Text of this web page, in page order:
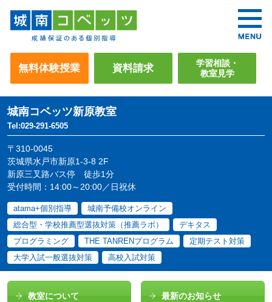
無料体験授業 資料請求
学習相談・
教室見学
城南コベッツ新原教室
Tel:029-291-6505
〒310-0045
茨城県水戸市新原1-3-8 2F
新原三叉路バス停 徒歩1分
受付時間：14:00～20:00／日祝休
atama+個別指導
城南予備校オンライン
総合型・学校推薦型選抜対策（推薦ラボ）
デキタス
プログラミング
THE TANRENプログラム
定期テスト対策
大学入試一般選抜対策
高校入試対策
教室について 最新のお知らせ